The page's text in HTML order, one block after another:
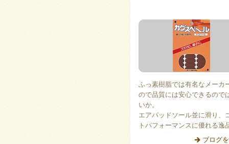
ふっ素樹脂では有名なメーカ
ので品質には安心できるので
いか。
エアパッドソール並に滑り、
トパフォーマンスに優れる逸
ブログ